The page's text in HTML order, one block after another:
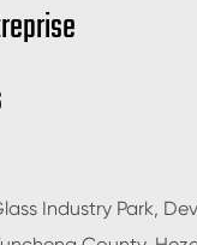
Industry Park,